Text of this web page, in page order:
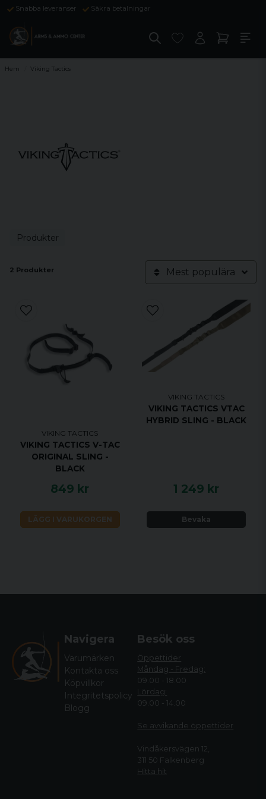
Snabba leveranser Säkra betalningar
Hem Viking Tactics
Produkter
2 Produkter Mest populära
VIKING TACTICS
VIKING TACTICS V-TAC
ORIGINAL SLING -
BLACK
849 kr
LÄGG I VARUKORGEN
VIKING TACTICS
VIKING TACTICS VTAC
HYBRID SLING - BLACK
1 249 kr
Bevaka
Navigera
Varumärken
Kontakta oss
Köpvillkor
Integritetspolicy
Blogg
Besök oss
Öppettider
Måndag - Fredag:
09.00 - 18.00
Lördag:
09.00 - 14.00
Se avvikande öppettider
Vindåkersvägen 12,
311 50 Falkenberg
Hitta hit